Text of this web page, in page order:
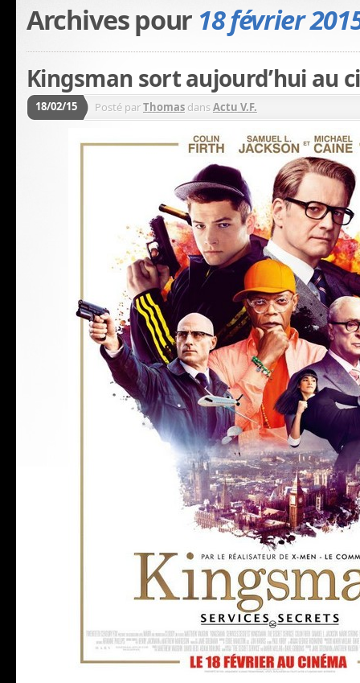
Archives pour 18 février
Kingsman sort aujourd’hui au
18/02/15 Posté parThomas dansActu V.F.